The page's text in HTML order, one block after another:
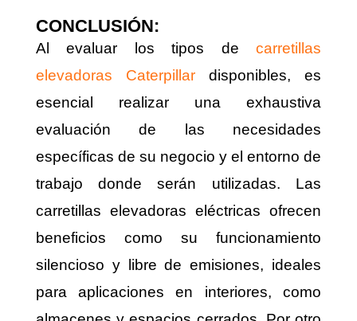
CONCLUSIÓN:
Al evaluar los tipos decarretillas
elevadoras Caterpillardisponibles, es
esencial realizar una exhaustiva
evaluación de las necesidades
específicas de su negocio y el entorno de
trabajo donde serán utilizadas. Las
carretillas elevadoras eléctricas ofrecen
beneficios como su funcionamiento
silencioso y libre de emisiones, ideales
para aplicaciones en interiores, como